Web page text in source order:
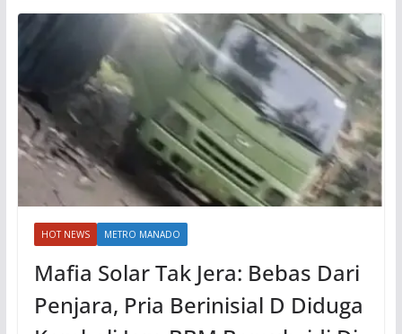
HOT NEWS METRO MANADO
Mafia Solar Tak Jera: Bebas Dari
Penjara, Pria Berinisial D Diduga